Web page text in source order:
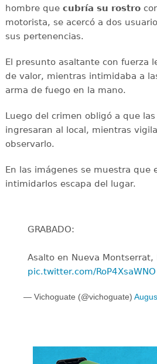
hombre que cubría su rostro
motorista, se acercó a dos
sus pertenencias.
El presunto asaltante con fuerza
de valor, mientras intimidaba a
arma de fuego en la mano.
Luego del crimen obligó a que
ingresaran al local, mientras
observarlo.
En las imágenes se muestra que
intimidarlos escapa del lugar.
GRABADO:
Asalto en Nueva Montserrat,
pic.twitter.com/RoP4XsaWNO
— Vichoguate (@vichoguate)